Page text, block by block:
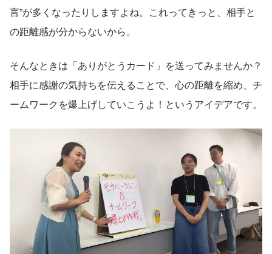
言”が多くなったりしますよね。これってきっと、相手と
の距離感が分からないから。
そんなときは「ありがとうカード」を送ってみませんか？
相手に感謝の気持ちを伝えることで、心の距離を縮め、チ
ームワークを爆上げしていこうよ！というアイデアです。